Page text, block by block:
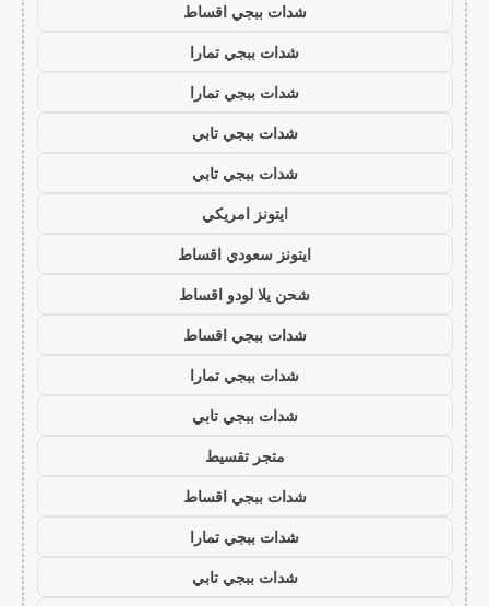
شدات ببجي اقساط
شدات ببجي تمارا
شدات ببجي تمارا
شدات ببجي تابي
شدات ببجي تابي
ايتونز امريكي
ايتونز سعودي اقساط
شحن يلا لودو اقساط
شدات ببجي اقساط
شدات ببجي تمارا
شدات ببجي تابي
متجر تقسيط
شدات ببجي اقساط
شدات ببجي تمارا
شدات ببجي تابي